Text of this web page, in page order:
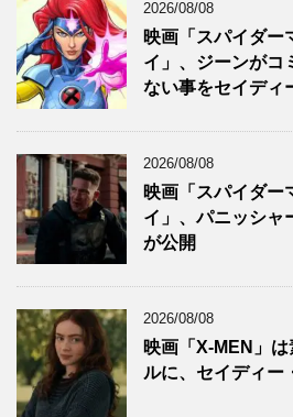
2026/08/08
映画「スパイダー
イ」、ジーンがコ
ない事をセイディ
2026/08/08
映画「スパイダー
イ」、パニッシャ
が公開
2026/08/08
映画「X-MEN」
ルに、セイディー